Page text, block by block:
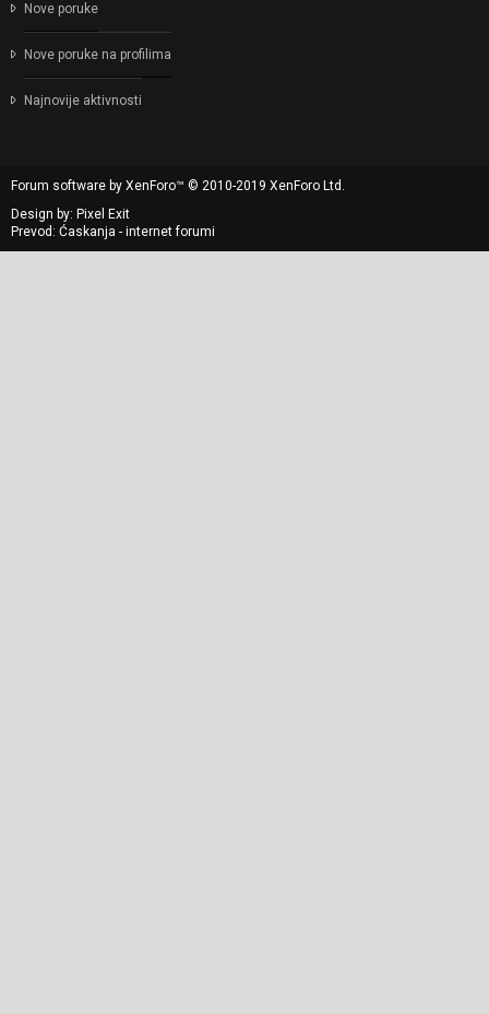
Nove poruke
Nove poruke na profilima
Najnovije aktivnosti
Forum software by XenForo™ © 2010-2019 XenForo Ltd.
Design by: Pixel Exit
Prevod: Ćaskanja - internet forumi